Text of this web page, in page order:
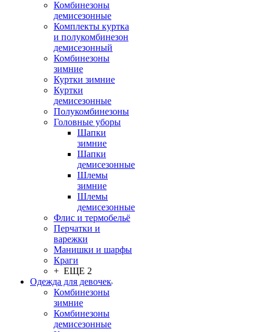
Комбинезоны
демисезонные
Комплекты куртка
и полукомбинезон
демисезонный
Комбинезоны
зимние
Куртки зимние
Куртки
демисезонные
Полукомбинезоны
Головные уборы
Шапки
зимние
Шапки
демисезонные
Шлемы
зимние
Шлемы
демисезонные
Флис и термобельё
Перчатки и
варежки
Манишки и шарфы
Краги
+ ЕЩЕ 2
Одежда для девочек
Комбинезоны
зимние
Комбинезоны
демисезонные